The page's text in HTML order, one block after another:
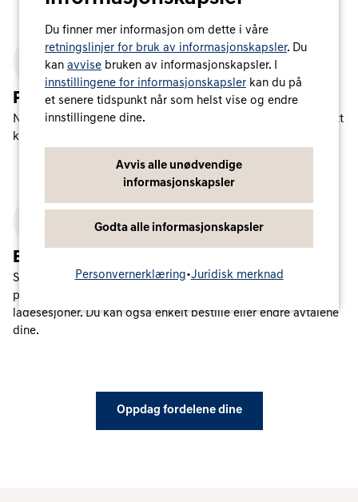
Praktisk og enkel lading
Nyt problemfri lading over hele Europa – med én kontrakt, ett
kort og én tilgang.
Et raskt blikk
Sjekk bruken og fakturaene dine online i Charge myHyundai-
portalen. På den måten har du alltid full oversikt over alle
ladesesjoner. Du kan også enkelt bestille eller endre avtalene
dine.
Oppdag fordelene dine
Du finner mer informasjon om dette i våre
retningslinjer for bruk av informasjonskapsler. Du
kan avvise bruken av informasjonskapsler. I
innstillingene for informasjonskapsler kan du på
et senere tidspunkt når som helst vise og endre
innstillingene dine.
Avvis alle unødvendige
informasjonskapsler
Godta alle informasjonskapsler
Personvernerklæring•Juridisk merknad